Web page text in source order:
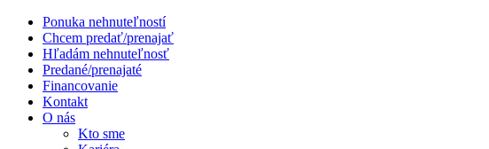
Ponuka nehnuteľností
Chcem predať/prenajať
Hľadám nehnuteľnosť
Predané/prenajaté
Financovanie
Kontakt
O nás
Kto sme